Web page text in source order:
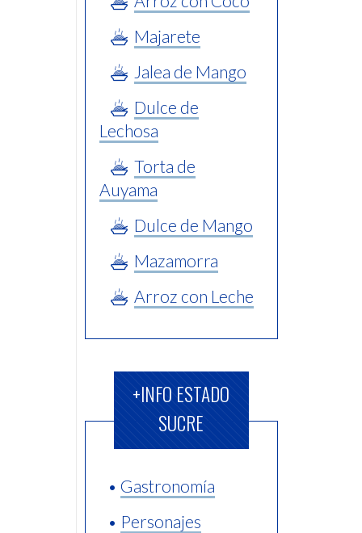
Majarete
Jalea de Mango
Dulce de
Lechosa
Torta de
Auyama
Dulce de Mango
Mazamorra
Arroz con Leche
+INFO ESTADO
SUCRE
• Gastronomía
• Personajes